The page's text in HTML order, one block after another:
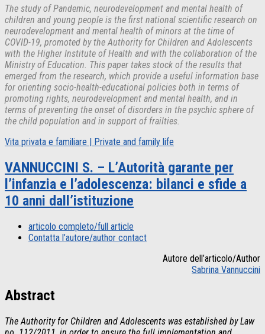
The study of Pandemic, neurodevelopment and mental health of
children and young people is the first national scientific research on
neurodevelopment and mental health of minors at the time of
COVID-19, promoted by the Authority for Children and Adolescents
with the Higher Institute of Health and with the collaboration of the
Ministry of Education. This paper takes stock of the results that
emerged from the research, which provide a useful information base
for orienting socio-health-educational policies both in terms of
promoting rights, neurodevelopment and mental health, and in
terms of preventing the onset of disorders in the psychic sphere of
the child population and in support of frailties.
Vita privata e familiare | Private and family life
VANNUCCINI S. – L’Autorità garante per
l’infanzia e l’adolescenza: bilanci e sfide a
10 anni dall’istituzione
articolo completo/full article
Contatta l’autore/author contact
Autore dell’articolo/Author
Sabrina Vannuccini
Abstract
The Authority for Children and Adolescents was established by Law